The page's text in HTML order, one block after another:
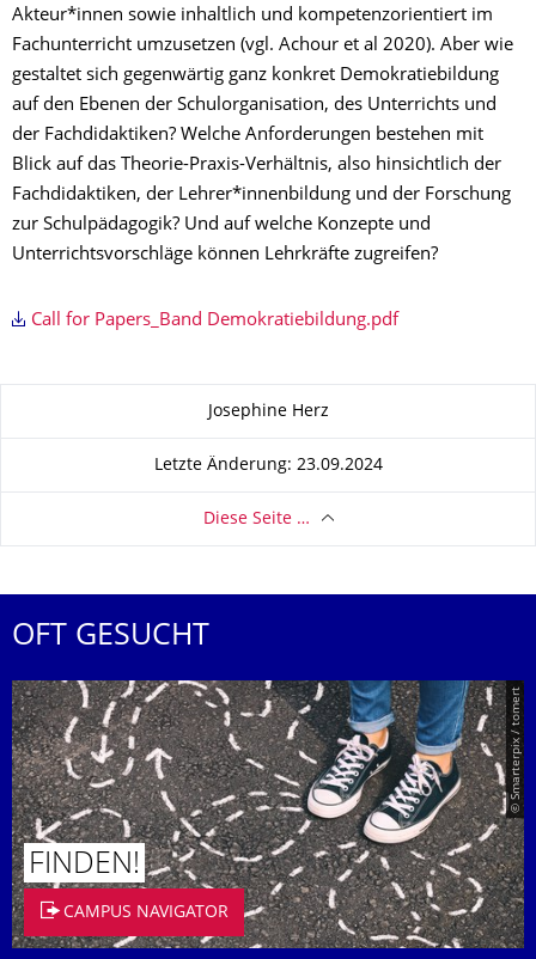
Akteur*innen sowie inhaltlich und kompetenzorientiert im
Fachunterricht umzusetzen (vgl. Achour et al 2020). Aber wie
gestaltet sich gegenwärtig ganz konkret Demokratiebildung
auf den Ebenen der Schulorganisation, des Unterrichts und
der Fachdidaktiken? Welche Anforderungen bestehen mit
Blick auf das Theorie-Praxis-Verhältnis, also hinsichtlich der
Fachdidaktiken, der Lehrer*innenbildung und der Forschung
zur Schulpädagogik? Und auf welche Konzepte und
Unterrichtsvorschläge können Lehrkräfte zugreifen?
Call for Papers_Band Demokratiebil­dung.pdf
Josephine Herz
Letzte Änderung: 23.09.2024
Diese Seite …
OFT GESUCHT
© Smarterpix / tomert
FINDEN!
CAMPUS NAVIGATOR